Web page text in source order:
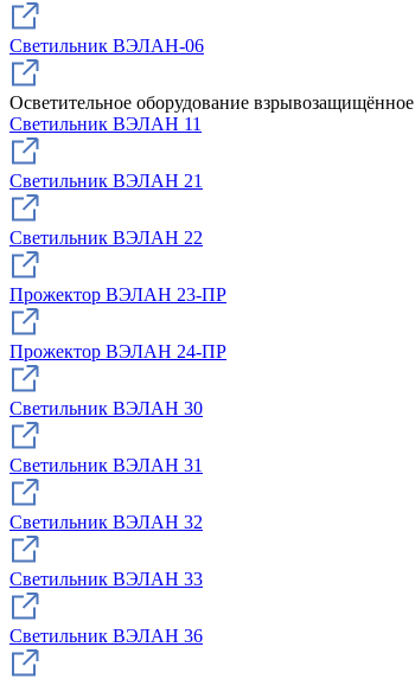
Светильник ВЭЛАН-06
Осветительное оборудование взрывозащищённое
Светильник ВЭЛАН 11
Светильник ВЭЛАН 21
Светильник ВЭЛАН 22
Прожектор ВЭЛАН 23-ПР
Прожектор ВЭЛАН 24-ПР
Светильник ВЭЛАН 30
Светильник ВЭЛАН 31
Светильник ВЭЛАН 32
Светильник ВЭЛАН 33
Светильник ВЭЛАН 36